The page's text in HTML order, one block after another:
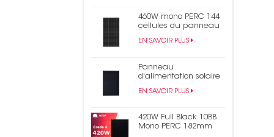
460W mono PERC 144
cellules du panneau
panneau
EN SAVOIR PLUS
Panneau
d'alimentation solaire
monocristallins de 430
EN SAVOIR PLUS
420W Full Black 10BB
Mono PERC 182mm